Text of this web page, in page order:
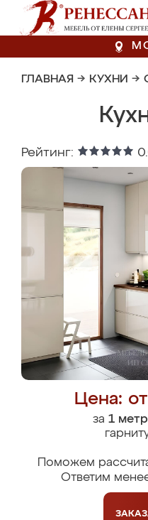
ГЛАВНАЯ → КУХНИ →
Рейтинг:
Цена:
за 1 метр
Поможем
Ответим